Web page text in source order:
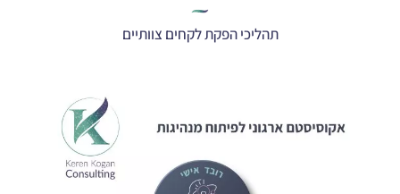
תהליכי הפקת לקחים צוותיים